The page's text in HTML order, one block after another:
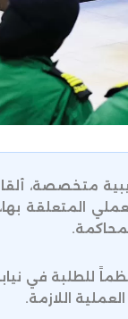
متخصصة،
المتعلقة
للطلبة
اللازمة.